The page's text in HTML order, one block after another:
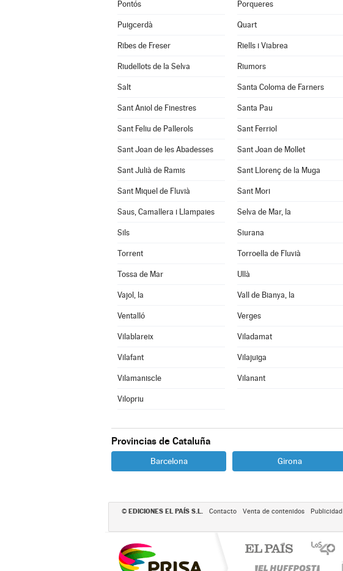
Pontós Porqueres
Puigcerdà Quart
Ribes de Freser Riells i Viabrea
Riudellots de la Selva Riumors
Salt Santa Coloma de Farners
Sant Aniol de Finestres Santa Pau
Sant Feliu de Pallerols Sant Ferriol
Sant Joan de les Abadesses Sant Joan de Mollet
Sant Julià de Ramis Sant Llorenç de la Muga
Sant Miquel de Fluvià Sant Mori
Saus, Camallera i Llampaies Selva de Mar, la
Sils Siurana
Torrent Torroella de Fluvià
Tossa de Mar Ullà
Vajol, la Vall de Bianya, la
Ventalló Verges
Vilablareix Viladamat
Vilafant Vilajuïga
Vilamaniscle Vilanant
Vilopriu
Provincias de Cataluña
Barcelona Girona
© EDICIONES EL PAÍS S.L. Contacto Venta de contenidos Publicidad